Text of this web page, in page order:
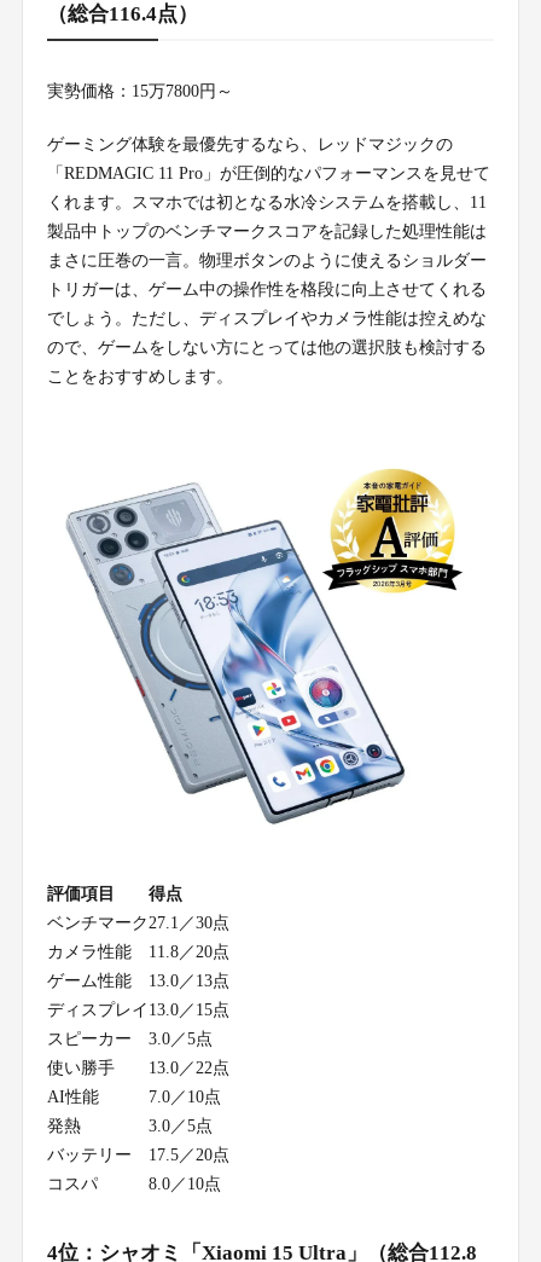
（総合116.4点）
実勢価格：15万7800円～
ゲーミング体験を最優先するなら、レッドマジックの
「REDMAGIC 11 Pro」が圧倒的なパフォーマンスを見せて
くれます。スマホでは初となる水冷システムを搭載し、11
製品中トップのベンチマークスコアを記録した処理性能は
まさに圧巻の一言。物理ボタンのように使えるショルダー
トリガーは、ゲーム中の操作性を格段に向上させてくれる
でしょう。ただし、ディスプレイやカメラ性能は控えめな
ので、ゲームをしない方にとっては他の選択肢も検討する
ことをおすすめします。
評価項目
得点
ベンチマーク27.1／30点
カメラ性能
11.8／20点
ゲーム性能
13.0／13点
ディスプレイ 13.0／15点
スピーカー
3.0／5点
使い勝手
13.0／22点
AI性能
7.0／10点
発熱
3.0／5点
バッテリー
17.5／20点
コスパ
8.0／10点
4位：シャオミ「Xiaomi 15 Ultra」（総合112.8